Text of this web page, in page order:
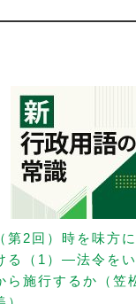
（第2回）時を味方
る（1）—法令をい
ら施行するか（笠